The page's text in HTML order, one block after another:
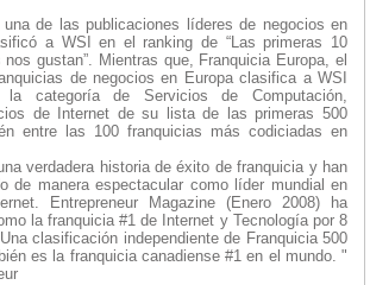
de las publicaciones líderes de negocios en
a WSI en el ranking de “Las primeras 10
gustan”. Mientras que, Franquicia Europa, el
de negocios en Europa clasifica a WSI
categoría de Servicios de Computación,
de Internet de su lista de las primeras 500
entre las 100 franquicias más codiciadas en
verdadera historia de éxito de franquicia y han
de manera espectacular como líder mundial en
Entrepreneur Magazine (Enero 2008) ha
la franquicia #1 de Internet y Tecnología por 8
clasificación independiente de Franquicia 500
es la franquicia canadiense #1 en el mundo. "